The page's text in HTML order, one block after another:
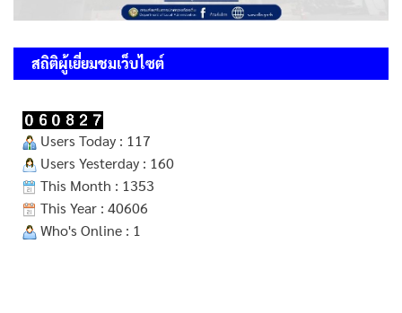
สถิติผู้เยี่ยมชมเว็บไซต์
Users Today : 117
Users Yesterday : 160
This Month : 1353
This Year : 40606
Who's Online : 1